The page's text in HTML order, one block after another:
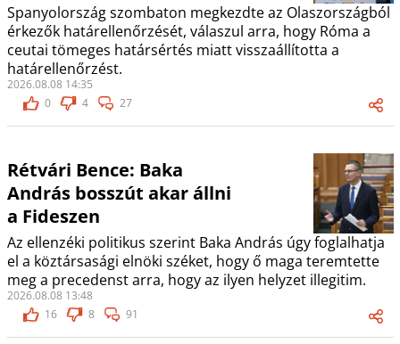
Spanyolország szombaton megkezdte az Olaszországból
érkezők határellenőrzését, válaszul arra, hogy Róma a
ceutai tömeges határsértés miatt visszaállította a
határellenőrzést.
2026.08.08 14:35
0
4 27
Rétvári Bence: Baka
András bosszút akar állni
a Fideszen
Az ellenzéki politikus szerint Baka András úgy foglalhatja
el a köztársasági elnöki széket, hogy ő maga teremtette
meg a precedenst arra, hogy az ilyen helyzet illegitim.
2026.08.08 13:48
16
8 91